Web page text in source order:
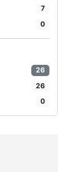
7
0
26
26
0